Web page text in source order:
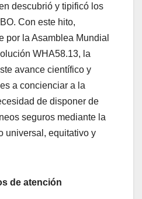
descubrió y tipificó los
Con este hito,
por la Asamblea Mundial
WHA58.13, la
avance científico y
a concienciar a la
de disponer de
seguros mediante la
universal, equitativo y
de atención